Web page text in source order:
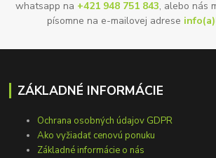
whatsapp na +421 948 751 843, alebo nás
písomne na e-mailovej adrese
ZÁKLADNÉ INFORMÁCIE
Ochrana osobných údajov GDPR
Ako vyžiadať cenovú ponuku
Základné informácie o nás